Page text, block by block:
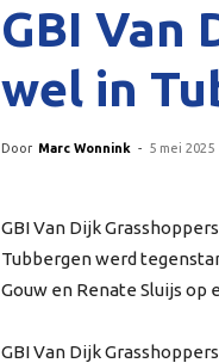
GBI Van
wel in
Door Marc Wonnink - 5 mei 2025
GBI Van Dijk
Tubbergen werd
Gouw en Renate Sluijs op
GBI Van Dijk